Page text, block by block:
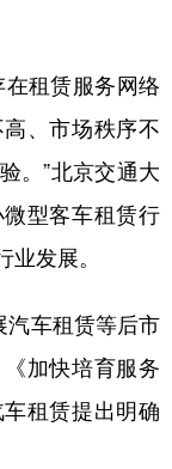
湖南
重庆
租赁服务网络
、市场秩序不
。”北京交通大
型客车租赁行
发展。
车租赁等后市
加快培育服务
租赁提出明确